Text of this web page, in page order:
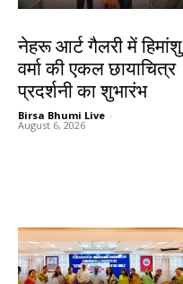
नेहरू आर्ट गैलरी में हिमांशु
वर्मा की एकल छायाचित्र
प्रदर्शनी का शुभारंभ
Birsa Bhumi Live -
August 6, 2026